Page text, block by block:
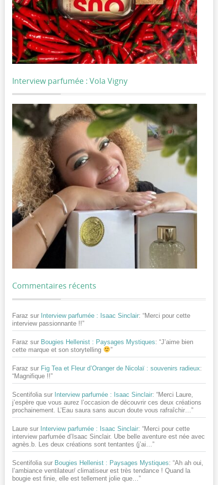
Interview parfumée : Vola Vigny
Commentaires récents
Faraz sur Interview parfumée : Isaac Sinclair: “Merci pour cette
interview passionnante !!”
Faraz sur Bougies Hellenist : Paysages Mystiques: “J’aime bien
cette marque et son storytelling
”
Faraz sur Fig Tea et Fleur d’Oranger de Nicolaï : souvenirs radieux:
“Magnifique !!”
Scentifolia sur Interview parfumée : Isaac Sinclair: “Merci Laure,
j’espère que vous aurez l’occasion de découvrir ces deux créations
prochainement. L’Eau saura sans aucun doute vous rafraîchir… ”
Laure sur Interview parfumée : Isaac Sinclair: “Merci pour cette
interview parfumée d’Isaac Sinclair. Ube belle aventure est née avec
agnès.b. Les deux créations sont tentantes (j’ai… ”
Scentifolia sur Bougies Hellenist : Paysages Mystiques: “Ah ah oui,
l’ambiance ventilateur/ climatiseur est très tendance ! Quand la
bougie est finie, elle est tellement jolie que…”